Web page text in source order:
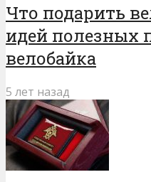
Что подарить
идей полезных
велобайка
5 лет назад